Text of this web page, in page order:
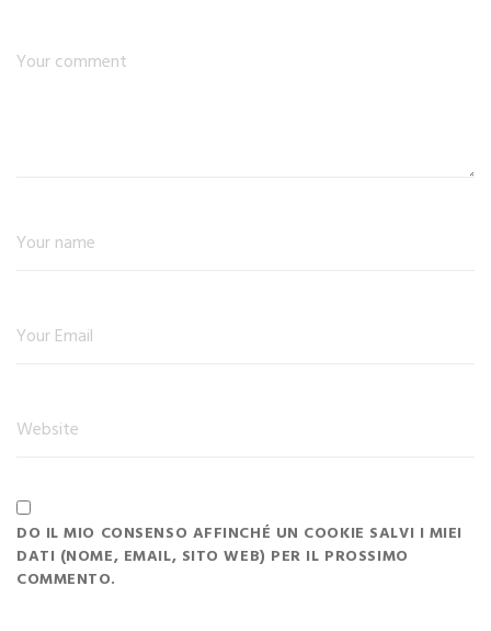
DO IL MIO CONSENSO AFFINCHÉ UN COOKIE SALVI I MIEI
DATI (NOME, EMAIL, SITO WEB) PER IL PROSSIMO
COMMENTO.